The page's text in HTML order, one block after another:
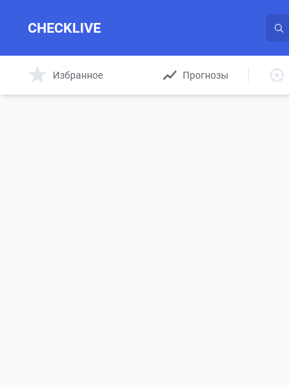
CHECKLIVE
Избранное Прогнозы